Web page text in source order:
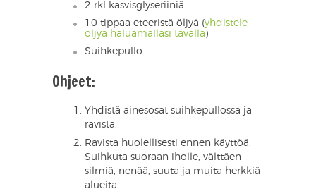
2 rkl kasvisglyseriiniä
10 tippaa eteeristä öljyä (yhdistele
öljyä haluamallasi tavalla )
Suihkepullo
Ohjeet:
Yhdistä ainesosat suihkepullossa ja
ravista.
Ravista huolellisesti ennen käyttöä.
Suihkuta suoraan iholle, välttäen
silmiä, nenää, suuta ja muita herkkiä
alueita.